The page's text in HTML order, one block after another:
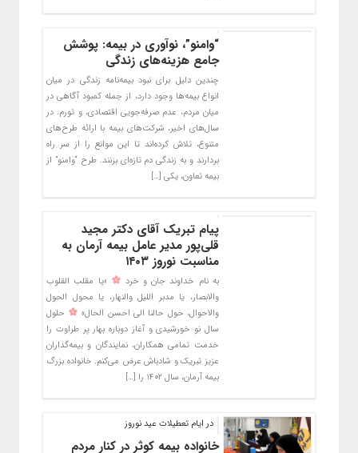
“وامنو”، نوآوری در بیمه: پوشش
جامع هزینه‌های زندگی
چندین دلیل برای نبود بیمه‌نامه زندگی در میان
انواع بیمه‌ها وجود دارد، از جمله کمبود آگاهی در
میان مردم، عدم صرفه‌جویی اقتصادی، و تورم. در
سال‌های اخیر، شرکت‌های بیمه با ارائه طرح‌های
متنوع، تلاش کرده‌اند تا این موانع را از سر راه
بردارند و به زندگی دم تازه‌ای بزنند. طرح “وامنو” از
بیمه تعاون، یکی […]
پیام تبریک آقای دکتر مجید
قلی‌پور مدیر عامل بیمه آرمان به
مناسبت نوروز ۱۴۰۳
به نام خداوند جان و خرد
«یا مقلب القلوب
والابصار، یا مدبر اللیل والنهار، یا محول الحول
والاحوال، حول حالنا الی احسن الحال»
حلول
سال نو خورشیدی و آغاز دوباره بهار پر طراوت را
خدمت تمامی همکاران، نمایندگان و بیمه‌گذاران
عزیز تبریک و شادباش عرض می‌کنم. خانواده بزرگ
بیمه آرمان، سال ۱۴۰۲ را […]
در ایام تعطیلات عید نوروز
خانواده بیمه کوثر در کنار مردم